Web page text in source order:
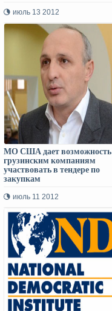
июль 13 2012
МО США дает возможность
грузинским компаниям
участвовать в тендере по
закупкам
июль 11 2012